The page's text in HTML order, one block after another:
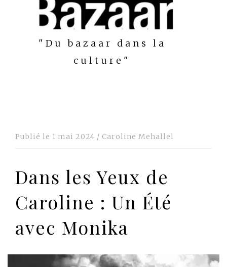
"Du bazaar dans la
culture"
Publié le 1 mai 2024 / Caroline Mehallel
Dans les Yeux de
Caroline : Un Été
avec Monika